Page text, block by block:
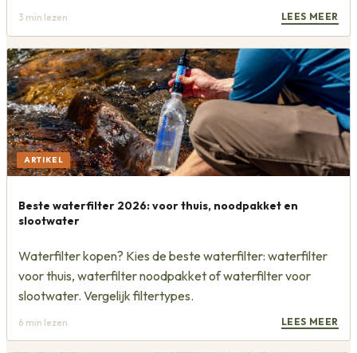
3 min lezen LEES MEER
ARTIKEL
Beste waterfilter 2026: voor thuis, noodpakket en
slootwater
Waterfilter kopen? Kies de beste waterfilter: waterfilter
voor thuis, waterfilter noodpakket of waterfilter voor
slootwater. Vergelijk filtertypes.
6 min lezen LEES MEER